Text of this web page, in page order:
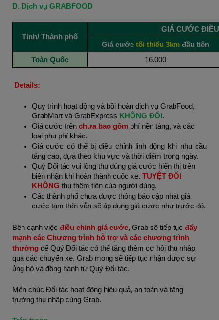
D. Dịch vụ GRABFOOD
Tỉnh/ Thành phố
GIÁ CƯỚC
Giá cước tối thiểu 3km đầu tiên
Toàn Quốc
16.000
Details:
Quy trình hoạt động và bồi hoàn dịch vụ GrabFood,
GrabMart và GrabExpress KHÔNG ĐỔI .
Giá cước trên chưa bao gồm phí nền tảng, và các
loại phụ phí khác.
Giá cước có thể bị điều chỉnh linh động khi nhu cầu
tăng cao, dựa theo khu vực và thời điểm trong ngày.
Quý Đối tác vui lòng thu đúng giá cước hiển thị trên
biên nhận khi hoàn thành cuốc xe. TUYỆT ĐỐI
KHÔNG thu thêm tiền của người dùng.
Các thành phố chưa được thông báo cập nhật giá
cước tạm thời vẫn sẽ áp dụng giá cước như trước đó.
Bên cạnh việc điều chỉnh giá cước, Grab sẽ tiếp tục đẩy
mạnh các Chương trình hỗ trợ và các chương trình
thưởng để Quý Đối tác có thể tăng thêm cơ hội thu nhập
qua các chuyến xe. Grab mong sẽ tiếp tục nhận được sự
ủng hộ và đồng hành từ Quý Đối tác.
Mến chúc Đối tác hoạt động hiệu quả, an toàn và tăng
trưởng thu nhập cùng Grab.